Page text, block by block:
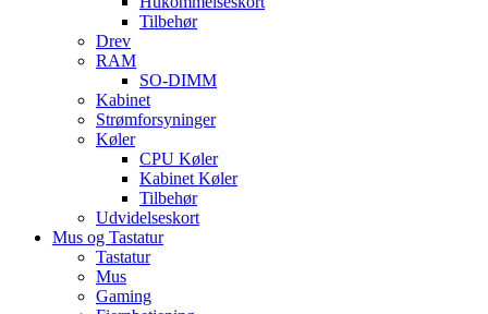
Tilbehør
Drev
RAM
SO-DIMM
Kabinet
Strømforsyninger
Køler
CPU Køler
Kabinet Køler
Tilbehør
Udvidelseskort
Mus og Tastatur
Tastatur
Mus
Gaming